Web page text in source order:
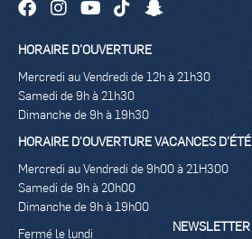
HORAIRE D’OUVERTURE
Mercredi au Vendredi de 12h à 21h30
Samedi de 9h à 21h30
Dimanche de 9h à 19h30
HORAIRE D’OUVERTURE VACANCES D’ÉTÉ
Mercredi au Vendredi de 9h00 à 21H300
Samedi de 9h à 20h00
Dimanche de 9h à 19h00
Fermé le lundi
NEWSLETTER